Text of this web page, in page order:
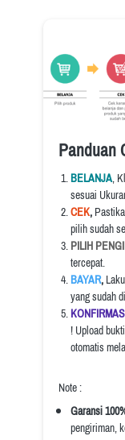
Panduan
BELANJA,
sesuai
CEK,
pilih sudah
PILIH
tercepat.
BAYAR,
yang sudah
! Upload
otomatis
Note :
Garansi
pengiriman,